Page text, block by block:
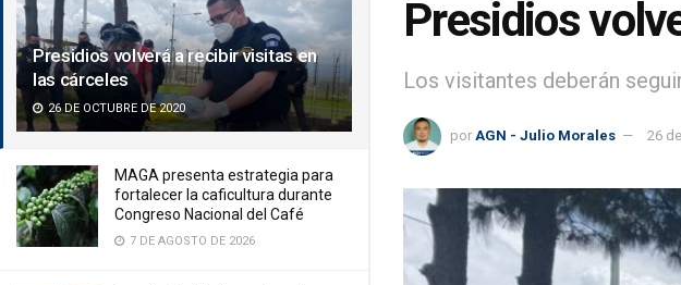
Presidios volverá a recibir visitas en
las cárceles
26 DE OCTUBRE DE 2020
MAGA presenta estrategia para
fortalecer la caficultura durante
Congreso Nacional del Café
7 DE AGOSTO DE 2026
Presidios
Los visitantes deberán
por AGN - Julio Morales 26